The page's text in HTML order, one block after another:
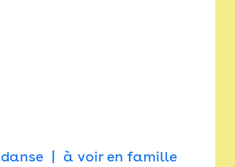
danse à voir en famille